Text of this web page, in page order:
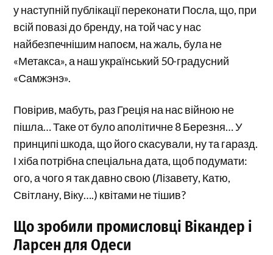
у наступній публікації переконати Посла, що, при
всій повазі до бренду, на той час у нас
найбезпечнішим напоєм, на жаль, була не
«Метакса», а наш український 50-градусний
«Самжэнэ».
Повірив, мабуть, раз Греція на нас війною не
пішла… Таке от було аполітичне 8 Березня… У
принципі шкода, що його скасували, ну та гаразд.
І хіба потрібна спеціальна дата, щоб подумати:
ого, а чого я так давно свою (Лізавету, Катю,
Світлану, Віку….) квітами не тішив?
Що зробили промисловці Вікандер і
Ларсен для Одеси